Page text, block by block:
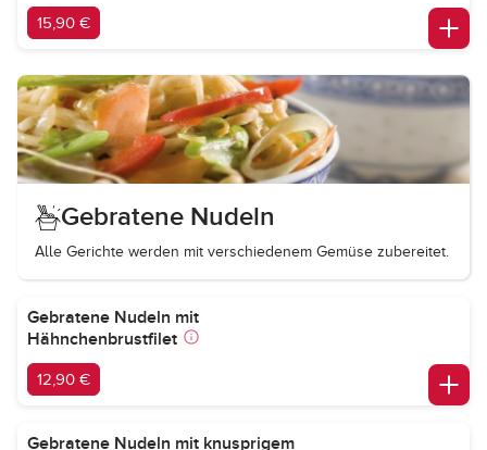
15,90 €
Gebratene Nudeln
Alle Gerichte werden mit verschiedenem Gemüse zubereitet.
Gebratene Nudeln mit
Hähnchenbrustfilet
12,90 €
Gebratene Nudeln mit knusprigem